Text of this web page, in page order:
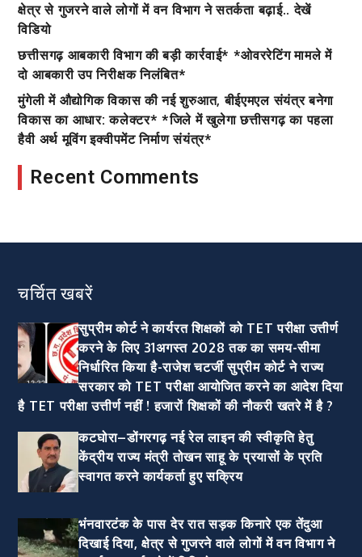
क्षेत्र से गुजरने वाले लोगों में वन विभाग ने सतर्कता बढ़ाई.. देखें
विडियो
छत्तीसगढ़ आबकारी विभाग की बड़ी कार्रवाई* *ओवररेटिंग मामले में
दो आबकारी उप निरीक्षक निलंबित*
मुंगेली में औद्योगिक विकास की नई शुरुआत, बीईएमएल संयंत्र बनेगा
विकास का आधार: कलेक्टर* *जिले में खुलेगा छत्तीसगढ़ का पहला
हैवी अर्थ मूविंग इक्वीपमेंट निर्माण संयंत्र*
Recent Comments
चर्चित खबरें
सुप्रीम कोर्ट ने कार्यरत शिक्षकों को TET परीक्षा उत्तीर्ण
करने के लिए 31अगस्त 2028 तक का समय-सीमा
निर्धारित किया है-राजेश चटर्जी सुप्रीम कोर्ट ने राज्य
सरकार को TET परीक्षा आयोजित करने का आदेश दिया
है TET परीक्षा उत्तीर्ण नहीं ! हजारों शिक्षकों की नौकरी खतरे में है ?
कटघोरा–डोंगरगढ़ नई रेल लाइन की स्वीकृति हेतु
केंद्रीय राज्य मंत्री तोखन साहू के प्रयासों के प्रति
स्वागत करने कार्यकर्ता हुए सक्रिय
भंनवारटंक के पास देर रात सड़क किनारे एक तेंदुआ
दिखाई दिया, क्षेत्र से गुजरने वाले लोगों में वन विभाग ने